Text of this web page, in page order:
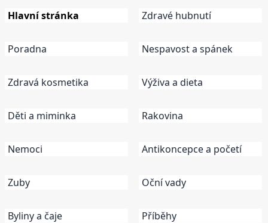
Hlavní stránka
Poradna
Zdravá kosmetika
Děti a miminka
Nemoci
Zuby
Byliny a čaje
Zdravé hubnutí
Nespavost a spánek
Výživa a dieta
Rakovina
Antikoncepce a početí
Oční vady
Příběhy